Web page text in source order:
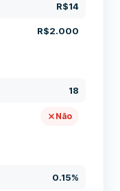
R$14
R$2.000
18
Não
0.15%